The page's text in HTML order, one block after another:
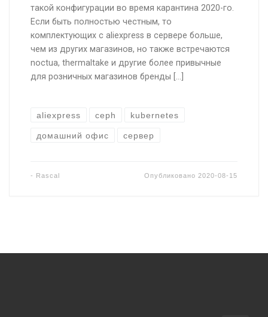
такой конфигурации во время карантина 2020-го.
Если быть полностью честным, то
комплектующих с aliexpress в сервере больше,
чем из других магазинов, но также встречаются
noctua, thermaltake и другие более привычные
для розничных магазинов бренды […]
aliexpress ceph kubernetes
домашний офис сервер
- Rascal Опубликовано 2020-08-15